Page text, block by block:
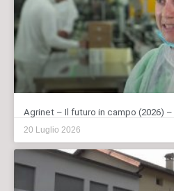
Agrinet – Il futuro in campo (2026)
20 Luglio 2026